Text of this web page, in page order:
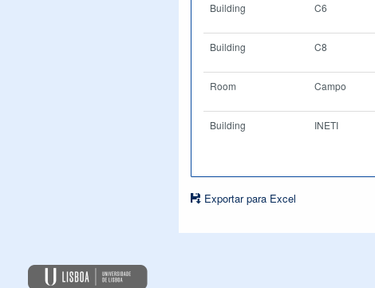
Building C6
Building C8
Room Campo
Building INETI
Exportar para Excel